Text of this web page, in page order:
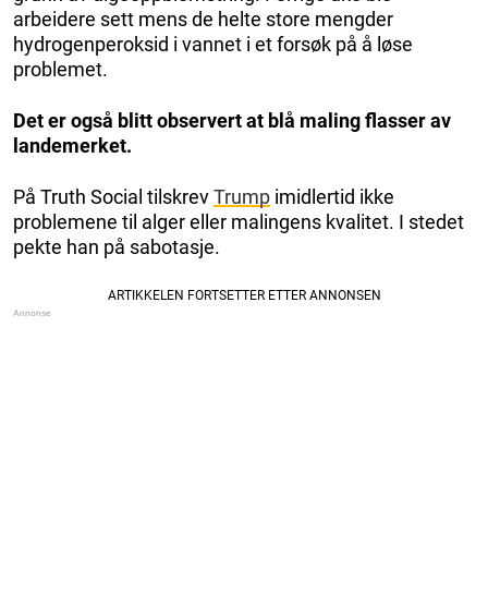
arbeidere sett mens de helte store mengder
hydrogenperoksid i vannet i et forsøk på å løse
problemet.
Det er også blitt observert at blå maling flasser av
landemerket.
På Truth Social tilskrevTrump imidlertid ikke
problemene til alger eller malingens kvalitet. I stedet
pekte han på sabotasje.